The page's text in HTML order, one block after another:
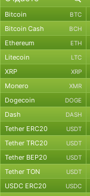
Bitcoin BTC
Bitcoin Cash BCH
Ethereum ETH
Litecoin LTC
XRP XRP
Monero XMR
Dogecoin DOGE
Dash DASH
Tether ERC20 USDT
Tether TRC20 USDT
Tether BEP20 USDT
Tether TON USDT
USDC ERC20 USDC